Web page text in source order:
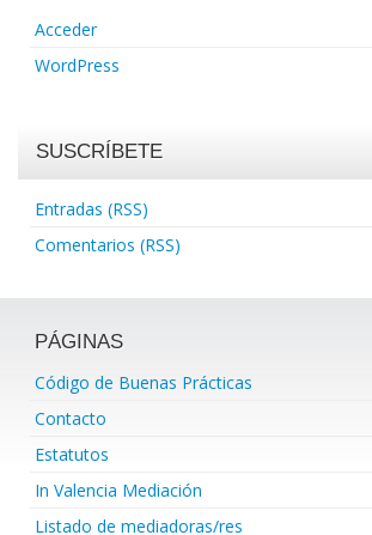
Acceder
WordPress
SUSCRÍBETE
Entradas (RSS)
Comentarios (RSS)
PÁGINAS
Código de Buenas Prácticas
Contacto
Estatutos
In Valencia Mediación
Listado de mediadoras/res